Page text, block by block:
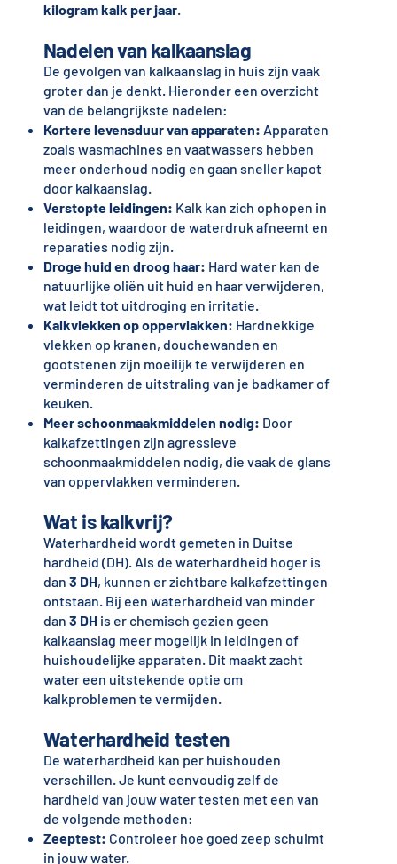
kilogram kalk per jaar.
Nadelen van kalkaanslag
De gevolgen van kalkaanslag in huis zijn vaak
groter dan je denkt. Hieronder een overzicht
van de belangrijkste nadelen:
Kortere levensduur van apparaten: Apparaten
zoals wasmachines en vaatwassers hebben
meer onderhoud nodig en gaan sneller kapot
door kalkaanslag.
Verstopte leidingen: Kalk kan zich ophopen in
leidingen, waardoor de waterdruk afneemt en
reparaties nodig zijn.
Droge huid en droog haar: Hard water kan de
natuurlijke oliën uit huid en haar verwijderen,
wat leidt tot uitdroging en irritatie.
Kalkvlekken op oppervlakken: Hardnekkige
vlekken op kranen, douchewanden en
gootstenen zijn moeilijk te verwijderen en
verminderen de uitstraling van je badkamer of
keuken.
Meer schoonmaakmiddelen nodig: Door
kalkafzettingen zijn agressieve
schoonmaakmiddelen nodig, die vaak de glans
van oppervlakken verminderen.
Wat is kalkvrij?
Waterhardheid wordt gemeten in Duitse
hardheid (DH). Als de waterhardheid hoger is
dan 3 DH, kunnen er zichtbare kalkafzettingen
ontstaan. Bij een waterhardheid van minder
dan 3 DHis er chemisch gezien geen
kalkaanslag meer mogelijk in leidingen of
huishoudelijke apparaten. Dit maakt zacht
water een uitstekende optie om
kalkproblemen te vermijden.
Waterhardheid testen
De waterhardheid kan per huishouden
verschillen. Je kunt eenvoudig zelf de
hardheid van jouw water testen met een van
de volgende methoden:
Zeeptest: Controleer hoe goed zeep schuimt
in jouw water.